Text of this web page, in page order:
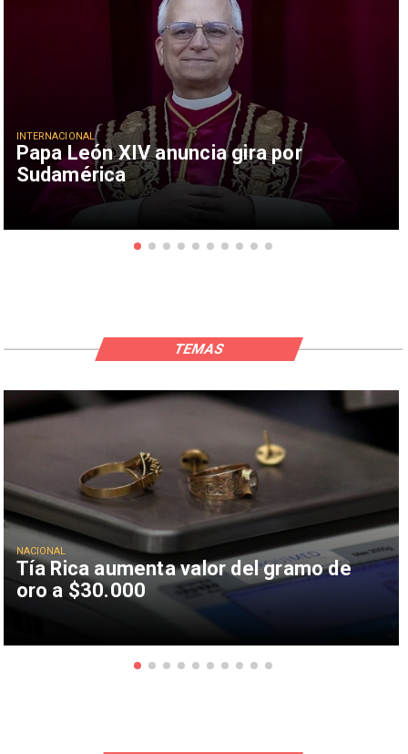
Papa León XIV anuncia gira por
Sudamérica
INTERNACIONAL
Tía Rica aumenta valor del gramo de
oro a $30.000
NACIONAL
TEMAS